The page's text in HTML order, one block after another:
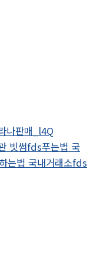
나판매_l4Q
빗썸fds푸는법 국
는법 국내거래소fds